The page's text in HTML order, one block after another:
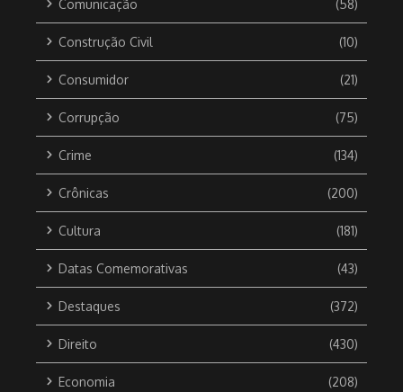
Comunicação (58)
Construção Civil (10)
Consumidor (21)
Corrupção (75)
Crime (134)
Crônicas (200)
Cultura (181)
Datas Comemorativas (43)
Destaques (372)
Direito (430)
Economia (208)